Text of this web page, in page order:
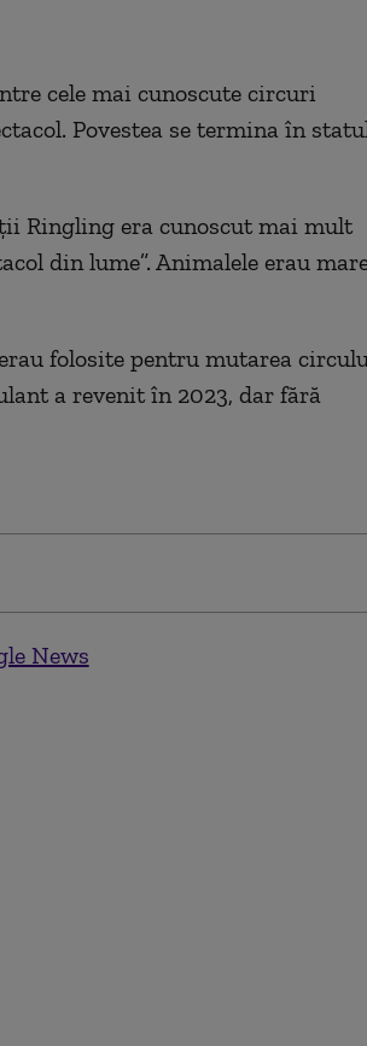
cele mai cunoscute circuri
Povestea se termina în
Ringling era cunoscut mai mult
din lume”. Animalele erau
folosite pentru mutarea
a revenit în 2023, dar fără
News